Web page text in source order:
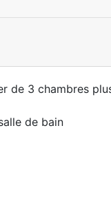
de 3 chambres
de bain